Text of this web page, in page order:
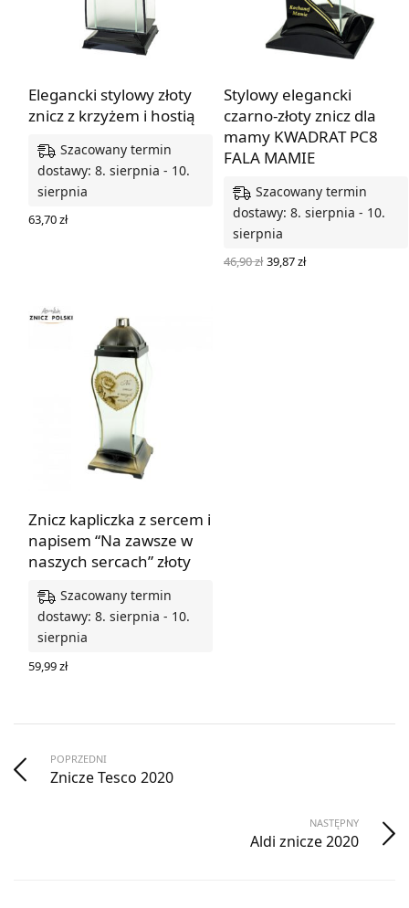
Elegancki stylowy złoty
znicz z krzyżem i hostią
Szacowany termin
dostawy: 8. sierpnia - 10.
sierpnia
63,70zł
Stylowy elegancki
czarno-złoty znicz dla
mamy KWADRAT PC8
FALA MAMIE
Szacowany termin
dostawy: 8. sierpnia - 10.
sierpnia
46,90zł Pierwotna
cena
39,87złAktualna
Znicz kapliczka z sercem i
napisem “Na zawsze w
naszych sercach” złoty
Szacowany termin
dostawy: 8. sierpnia - 10.
sierpnia
59,99zł
POPRZEDNI
Znicze Tesco 2020
NASTĘPNY
Aldi znicze 2020